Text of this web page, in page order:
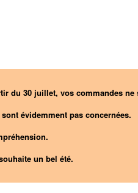
du 30 juillet, vos commandes
évidemment pas concernées.
un bel été.